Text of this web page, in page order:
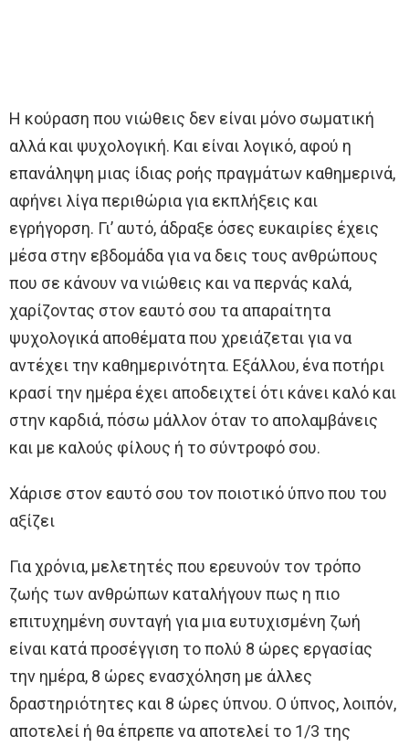
Η κούραση που νιώθεις δεν είναι μόνο σωματική
αλλά και ψυχολογική. Και είναι λογικό, αφού η
επανάληψη μιας ίδιας ροής πραγμάτων καθημερινά,
αφήνει λίγα περιθώρια για εκπλήξεις και
εγρήγορση. Γι’ αυτό, άδραξε όσες ευκαιρίες έχεις
μέσα στην εβδομάδα για να δεις τους ανθρώπους
που σε κάνουν να νιώθεις και να περνάς καλά,
χαρίζοντας στον εαυτό σου τα απαραίτητα
ψυχολογικά αποθέματα που χρειάζεται για να
αντέχει την καθημερινότητα. Εξάλλου, ένα ποτήρι
κρασί την ημέρα έχει αποδειχτεί ότι κάνει καλό και
στην καρδιά, πόσω μάλλον όταν το απολαμβάνεις
και με καλούς φίλους ή το σύντροφό σου.
Χάρισε στον εαυτό σου τον ποιοτικό ύπνο που του
αξίζει
Για χρόνια, μελετητές που ερευνούν τον τρόπο
ζωής των ανθρώπων καταλήγουν πως η πιο
επιτυχημένη συνταγή για μια ευτυχισμένη ζωή
είναι κατά προσέγγιση το πολύ 8 ώρες εργασίας
την ημέρα, 8 ώρες ενασχόληση με άλλες
δραστηριότητες και 8 ώρες ύπνου. Ο ύπνος, λοιπόν,
αποτελεί ή θα έπρεπε να αποτελεί το 1/3 της